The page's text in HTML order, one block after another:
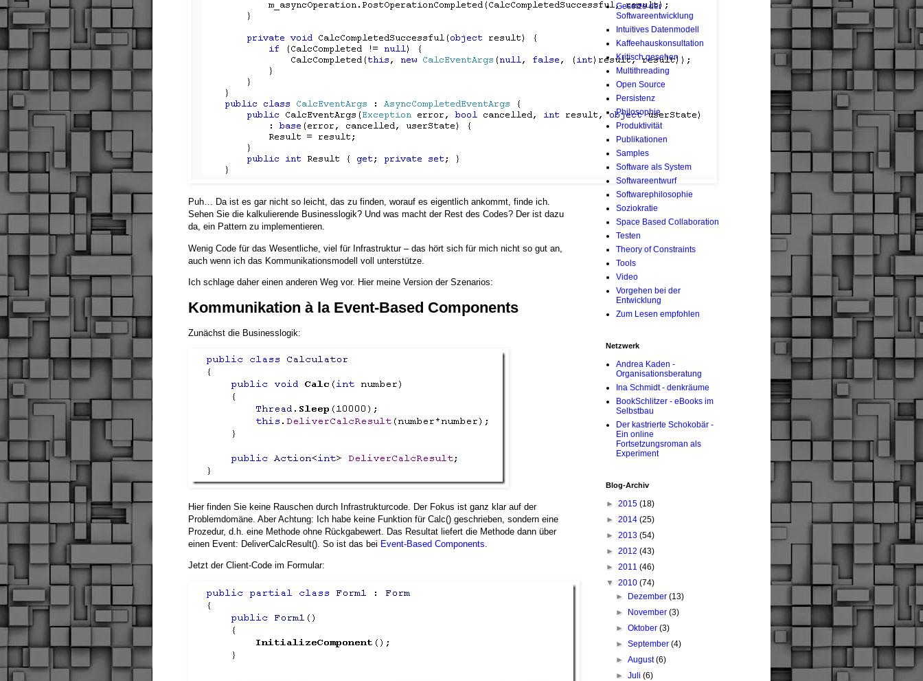
Puh… Da ist es gar nicht so leicht, das zu finden, worauf es eigentlich ankommt, finde ich.
Sehen Sie die kalkulierende Businesslogik? Und was macht der Rest des Codes? Der ist dazu
da, ein Pattern zu implementieren.
Wenig Code für das Wesentliche, viel für Infrastruktur – das hört sich für mich nicht so gut an,
auch wenn ich das Kommunikationsmodell voll unterstütze.
Ich schlage daher einen anderen Weg vor. Hier meine Version der Szenarios:
Kommunikation à la Event-Based Components
Zunächst die Businesslogik:
Hier finden Sie keine Rauschen durch Infrastrukturcode. Der Fokus ist ganz klar auf der
Problemdomäne. Aber Achtung: Ich habe keine Funktion für Calc() geschrieben, sondern eine
Prozedur, d.h. eine Methode ohne Rückgabewert. Das Resultat liefert die Methode dann über
einen Event: DeliverCalcResult(). So ist das bei Event-Based Components
Jetzt der Client-Code im Formular:
Gesetze der
Softwareentwicklung
Intuitives Datenmodell
Kaffeehauskonsultation
Kritisch gesehen
Multithreading
Open Source
Persistenz
Philosophie
Produktivität
Publikationen
Samples
Software als System
Softwareentwurf
Softwarephilosophie
Soziokratie
Space Based Collaboration
Testen
Theory of Constraints
Tools
Video
Vorgehen bei der
Entwicklung
Zum Lesen empfohlen
Netzwerk
Andrea Kaden -
Organisationsberatung
Ina Schmidt - denkräume
BookSchlitzer - eBooks im
Selbstbau
Der kastrierte Schokobär -
Ein online
Fortsetzungsroman als
Experiment
Blog-Archiv
► 2015 (18)
► 2014 (25)
► 2013 (54)
► 2012 (43)
► 2011 (46)
▼ 2010 (74)
►
Dezember(13)
►
November(3)
►Oktober(3)
►September(4)
►August(6)
►Juli(6)